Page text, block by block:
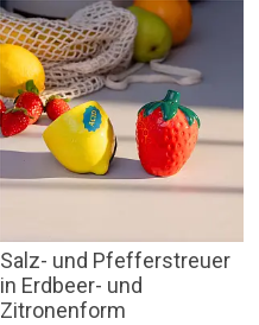
Salz- und Pfefferstreuer
in Erdbeer- und
Zitronenform